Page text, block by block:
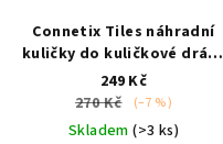
Connetix Tiles náhradní
kuličky do kuličkové dráhy
12 ks duhovéoriginální
příslušenství
249 Kč
270 Kč
(–7 %)
Skladem(>3 ks)